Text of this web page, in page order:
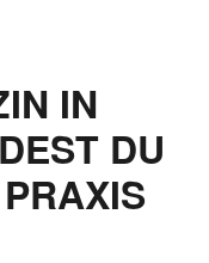
IN
DU